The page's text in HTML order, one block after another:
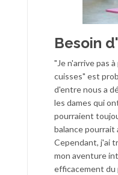
Besoin
"Je n'arrive pas
cuisses" est
d'entre nous a
les dames qui
pourraient
balance pourrait
Cependant, j'ai
mon aventure
efficacement du